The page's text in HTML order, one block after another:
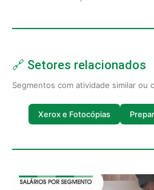
🔗 Setores relacionados
Segmentos com atividade similar ou
Xerox e Fotocópias